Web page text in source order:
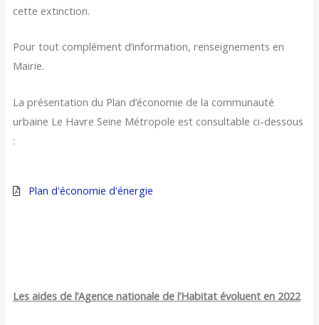
cette extinction.
Pour tout complément d’information, renseignements en
Mairie.
La présentation du Plan d’économie de la communauté
urbaine Le Havre Seine Métropole est consultable ci-dessous
:
Plan d'économie d'énergie
Les aides de l’Agence nationale de l’Habitat évoluenten 2022